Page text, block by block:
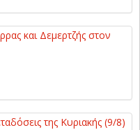
και Δεμερτζής στον
της Κυριακής (9/8)